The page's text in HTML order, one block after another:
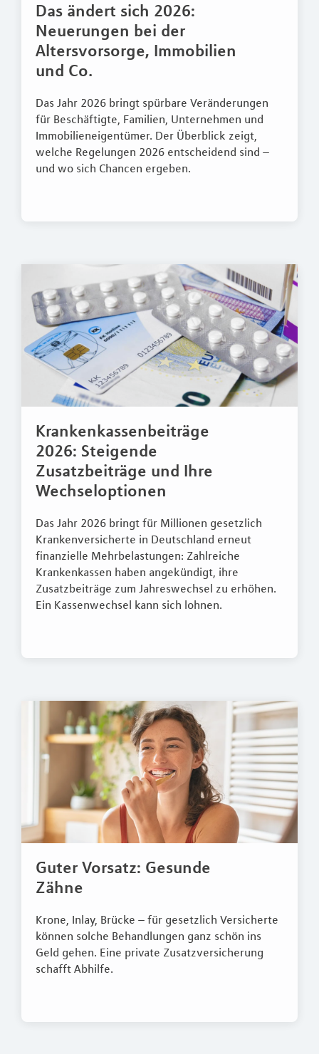
Das ändert sich 2026:
Neuerungen bei der
Altersvorsorge, Immobilien
und Co.
Das Jahr 2026 bringt spürbare Veränderungen
für Beschäftigte, Familien, Unternehmen und
Immobilieneigentümer. Der Überblick zeigt,
welche Regelungen 2026 entscheidend sind –
und wo sich Chancen ergeben.
Krankenkassenbeiträge
2026: Steigende
Zusatzbeiträge und Ihre
Wechseloptionen
Das Jahr 2026 bringt für Millionen gesetzlich
Krankenversicherte in Deutschland erneut
finanzielle Mehrbelastungen: Zahlreiche
Krankenkassen haben angekündigt, ihre
Zusatzbeiträge zum Jahreswechsel zu erhöhen.
Ein Kassenwechsel kann sich lohnen.
Guter Vorsatz: Gesunde
Zähne
Krone, Inlay, Brücke – für gesetzlich Versicherte
können solche Behandlungen ganz schön ins
Geld gehen. Eine private Zusatzversicherung
schafft Abhilfe.